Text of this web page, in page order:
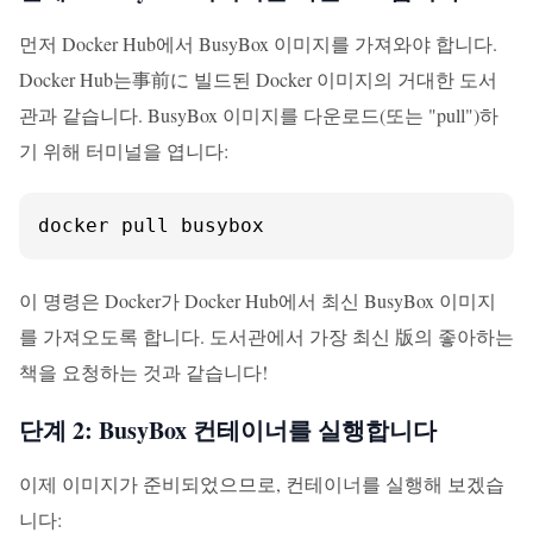
먼저 Docker Hub에서 BusyBox 이미지를 가져와야 합니다.
Docker Hub는事前に 빌드된 Docker 이미지의 거대한 도서
관과 같습니다. BusyBox 이미지를 다운로드(또는 "pull")하
기 위해 터미널을 엽니다:
docker pull busybox
이 명령은 Docker가 Docker Hub에서 최신 BusyBox 이미지
를 가져오도록 합니다. 도서관에서 가장 최신 版의 좋아하는
책을 요청하는 것과 같습니다!
단계 2: BusyBox 컨테이너를 실행합니다
이제 이미지가 준비되었으므로, 컨테이너를 실행해 보겠습
니다: